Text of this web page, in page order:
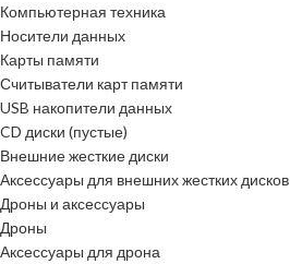
Компьютерная техника
Носители данных
Карты памяти
Считыватели карт памяти
USB накопители данных
CD диски (пустые)
Внешние жесткие диски
Аксессуары для внешних жестких дисков
Дроны и аксессуары
Дроны
Аксессуары для дрона